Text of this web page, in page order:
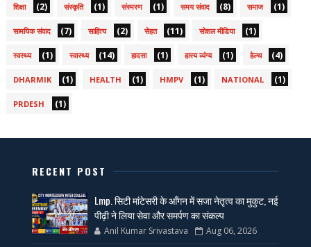
शिक्षा (2) संस्कृति (1) संस्मरण (1) समय संवाद (8) समाज (1)
सामयिक संवाद (7) साहित्य (2) सेहत (11) सोशल मीडिया (1)
स्वस्थ्य (1) स्वास्थ्य (14) हादसा (1) हास्य व्यंग्य (1) हेल्थ (4)
DHARMIK (1) HEALTH (1) HMPV (1) NATIONAL (1)
PRDESH (1)
RECENT POST
Lmp. सिटी मांटेसरी के आँगन में सजा नेतृत्व का मुकुट, नई
पीढ़ी ने लिया सेवा और समर्पण का संकल्प
Anil Kumar Srivastava Aug 06, 2026